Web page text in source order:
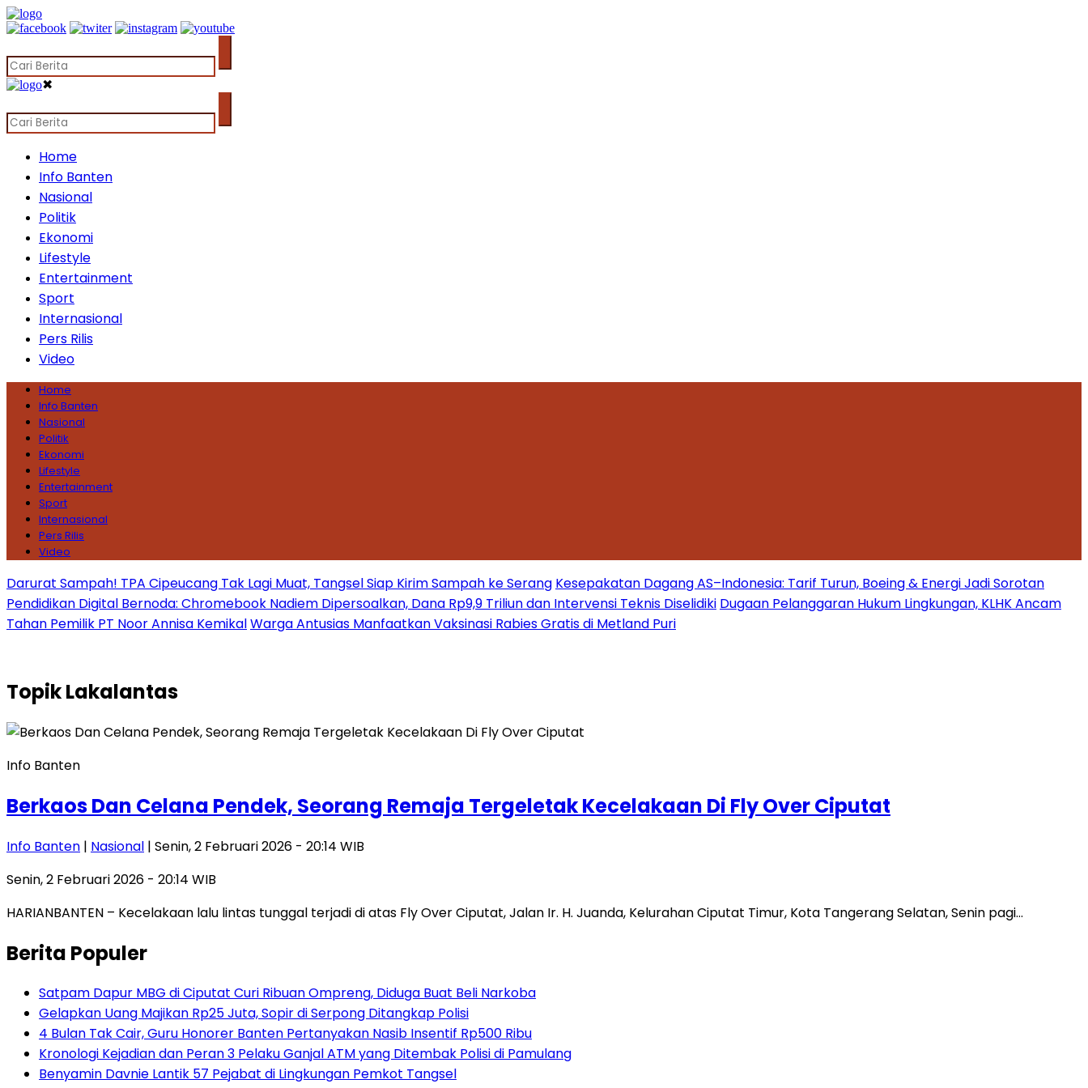
✖
Home
Info Banten
Nasional
Politik
Ekonomi
Lifestyle
Entertainment
Sport
Internasional
Pers Rilis
Video
Home
Info Banten
Nasional
Politik
Ekonomi
Lifestyle
Entertainment
Sport
Internasional
Pers Rilis
Video
Darurat Sampah! TPA Cipeucang Tak Lagi Muat, Tangsel Siap Kirim Sampah ke Serang Kesepakatan Dagang AS–Indonesia: Tarif Turun, Boeing & Energi Jadi Sorotan
Pendidikan Digital Bernoda: Chromebook Nadiem Dipersoalkan, Dana Rp9,9 Triliun dan Intervensi Teknis Diselidiki Dugaan Pelanggaran Hukum Lingkungan, KLHK Ancam
Tahan Pemilik PT Noor Annisa KemikalWarga Antusias Manfaatkan Vaksinasi Rabies Gratis di Metland Puri
TopikLakalantas
Info Banten
Berkaos Dan Celana Pendek, Seorang Remaja Tergeletak Kecelakaan Di Fly Over Ciputat
Info Banten | Nasional | Senin, 2 Februari 2026 - 20:14 WIB
Senin, 2 Februari 2026 - 20:14 WIB
HARIANBANTEN – Kecelakaan lalu lintas tunggal terjadi di atas Fly Over Ciputat, Jalan Ir. H. Juanda, Kelurahan Ciputat Timur, Kota Tangerang Selatan, Senin pagi…
Berita Populer
Satpam Dapur MBG di Ciputat Curi Ribuan Ompreng, Diduga Buat Beli Narkoba
Gelapkan Uang Majikan Rp25 Juta, Sopir di Serpong Ditangkap Polisi
4 Bulan Tak Cair, Guru Honorer Banten Pertanyakan Nasib Insentif Rp500 Ribu
Kronologi Kejadian dan Peran 3 Pelaku Ganjal ATM yang Ditembak Polisi di Pamulang
Benyamin Davnie Lantik 57 Pejabat di Lingkungan Pemkot Tangsel